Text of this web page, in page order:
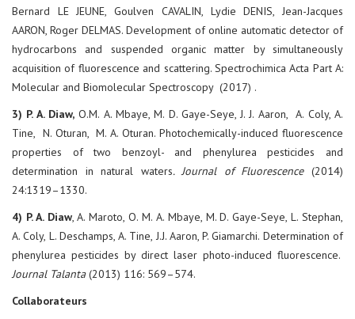
Bernard LE JEUNE, Goulven CAVALIN, Lydie DENIS, Jean-Jacques
AARON, Roger DELMAS. Development of online automatic detector of
hydrocarbons and suspended organic matter by simultaneously
acquisition of fluorescence and scattering. Spectrochimica Acta Part A:
Molecular and Biomolecular Spectroscopy (2017) .
3) P. A. Diaw,O.M. A. Mbaye, M. D. Gaye-Seye, J. J. Aaron, A. Coly, A.
Tine, N. Oturan, M. A. Oturan. Photochemically-induced fluorescence
properties of two benzoyl- and phenylurea pesticides and
determination in natural waters. Journal of Fluorescence(2014)
24:1319–1330.
4) P. A. Diaw, A. Maroto, O. M. A. Mbaye, M. D. Gaye-Seye, L. Stephan,
A. Coly, L. Deschamps, A. Tine, J.J. Aaron, P. Giamarchi. Determination of
phenylurea pesticides by direct laser photo-induced fluorescence.
Journal Talanta(2013) 116: 569–574.
Collaborateurs